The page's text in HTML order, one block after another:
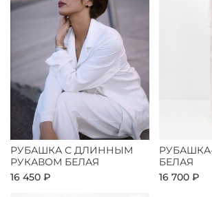
РУБАШКА С ДЛИННЫМ
РУКАВОМ БЕЛАЯ
16 450 ₽
БЕЛАЯ
16 700 ₽